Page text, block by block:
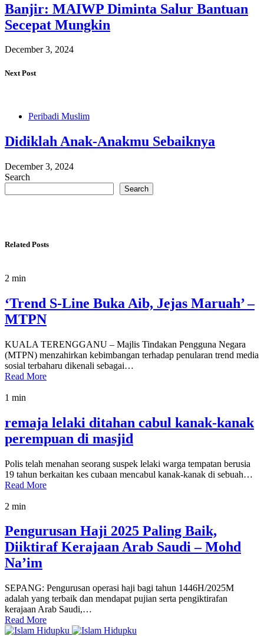
Banjir: MAIWP Diminta Salur Bantuan
Secepat Mungkin
December 3, 2024
Next Post
Peribadi Muslim
Didiklah Anak-Anakmu Sebaiknya
December 3, 2024
Search
Search
Related Posts
2 min
‘Trend S-Line Buka Aib, Jejas Maruah’ –
MTPN
KUALA TERENGGANU – Majlis Tindakan Pengguna Negara
(MTPN) menzahirkan kebimbangan terhadap penularan trend media
sosial terbaharu dikenali sebagai…
Read More
1 min
remaja lelaki ditahan cabul kanak-kanak
perempuan di masjid
Polis telah menahan seorang suspek lelaki warga tempatan berusia
19 tahun berkaitan kes cubaan mencabul kanak-kanak di sebuah…
Read More
2 min
Pengurusan Haji 2025 Paling Baik,
Diiktiraf Kerajaan Arab Saudi – Mohd
Na’im
SEPANG: Pengurusan operasi haji bagi tahun 1446H/2025M
adalah yang terbaik dan mendapat pujian serta pengiktirafan
kerajaan Arab Saudi,…
Read More